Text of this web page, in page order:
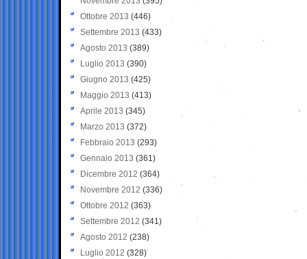
Ottobre 2013 (446)
Settembre 2013 (433)
Agosto 2013 (389)
Luglio 2013 (390)
Giugno 2013 (425)
Maggio 2013 (413)
Aprile 2013 (345)
Marzo 2013 (372)
Febbraio 2013 (293)
Gennaio 2013 (361)
Dicembre 2012 (364)
Novembre 2012 (336)
Ottobre 2012 (363)
Settembre 2012 (341)
Agosto 2012 (238)
Luglio 2012 (328)